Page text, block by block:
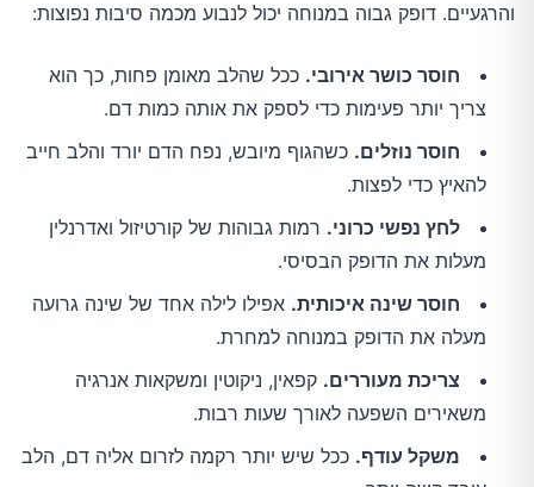
והרגעיים. דופק גבוה במנוחה יכול לנבוע מכמה סיבות נפוצות:
חוסר כושר אירובי. ככל שהלב מאומן פחות, כך הוא
צריך יותר פעימות כדי לספק את אותה כמות דם.
חוסר נוזלים. כשהגוף מיובש, נפח הדם יורד והלב חייב
להאיץ כדי לפצות.
לחץ נפשי כרוני. רמות גבוהות של קורטיזול ואדרנלין
מעלות את הדופק הבסיסי.
חוסר שינה איכותית. אפילו לילה אחד של שינה גרועה
מעלה את הדופק במנוחה למחרת.
צריכת מעוררים. קפאין, ניקוטין ומשקאות אנרגיה
משאירים השפעה לאורך שעות רבות.
משקל עודף. ככל שיש יותר רקמה לזרום אליה דם, הלב